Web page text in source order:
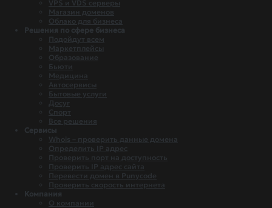
VPS и VDS серверы
Магазин доменов
Облако для бизнеса
Решения по сфере бизнеса
Подойдут всем
Маркетплейсы
Образование
Бьюти
Медицина
Автосервисы
Бытовые услуги
Досуг
Спорт
Все решения
Сервисы
Whois – проверить данные домена
Определить IP адрес
Проверить порт на доступность
Проверить IP адрес сайта
Перевести домен в Punycode
Проверить скорость интернета
Компания
О компании